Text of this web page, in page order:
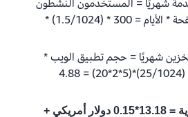
شهريًا = المستخدمون النشطون
يوميًا * متوسط حجم الصفحة * الأيام = 300 * (1.5/1024) *
شهريًا = حجم تطبيق الويب *
عدد الإنشاءات الشهرية = (25/1024)*(5*2*20) = 4.88
رسوم الاستضافة الشهرية = 13.18*0.15 دولار أمريكي +